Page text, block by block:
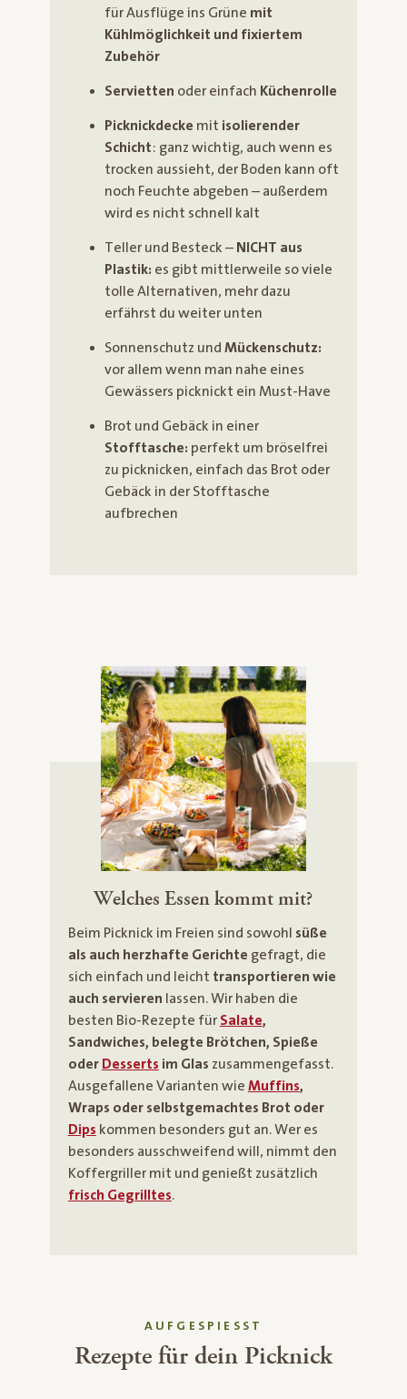
für Ausflüge ins Grüne mit
Kühlmöglichkeit und fixiertem
Zubehör
Servietten oder einfach Küchenrolle
Picknickdecke mit isolierender
Schicht: ganz wichtig, auch wenn es
trocken aussieht, der Boden kann oft
noch Feuchte abgeben – außerdem
wird es nicht schnell kalt
Teller und Besteck – NICHT aus
Plastik: es gibt mittlerweile so viele
tolle Alternativen, mehr dazu
erfährst du weiter unten
Sonnenschutz und Mückenschutz:
vor allem wenn man nahe eines
Gewässers picknickt ein Must-Have
Brot und Gebäck in einer
Stofftasche: perfekt um bröselfrei
zu picknicken, einfach das Brot oder
Gebäck in der Stofftasche
aufbrechen
Welches Essen kommt mit?
Beim Picknick im Freien sind sowohl süße
als auch herzhafte Gerichte gefragt, die
sich einfach und leicht transportieren wie
auch servieren lassen. Wir haben die
besten Bio-Rezepte für Salate,
Sandwiches, belegte Brötchen, Spieße
oder Desserts im Glas zusammengefasst.
Ausgefallene Varianten wie Muffins,
Wraps oder selbstgemachtes Brot oder
Dips kommen besonders gut an. Wer es
besonders ausschweifend will, nimmt den
Koffergriller mit und genießt zusätzlich
frisch Gegrilltes.
AUFGESPIESST
Rezepte für dein Picknick